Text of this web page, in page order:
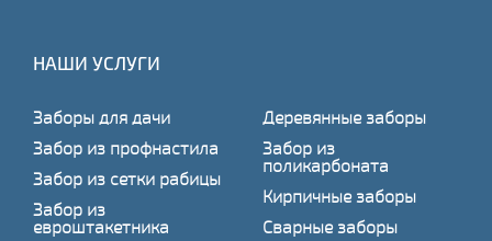
НАШИ УСЛУГИ
Заборы для дачи
Забор из профнастила
Забор из сетки рабицы
Забор из
евроштакетника
Деревянные заборы
Забор из
поликарбоната
Кирпичные заборы
Сварные заборы